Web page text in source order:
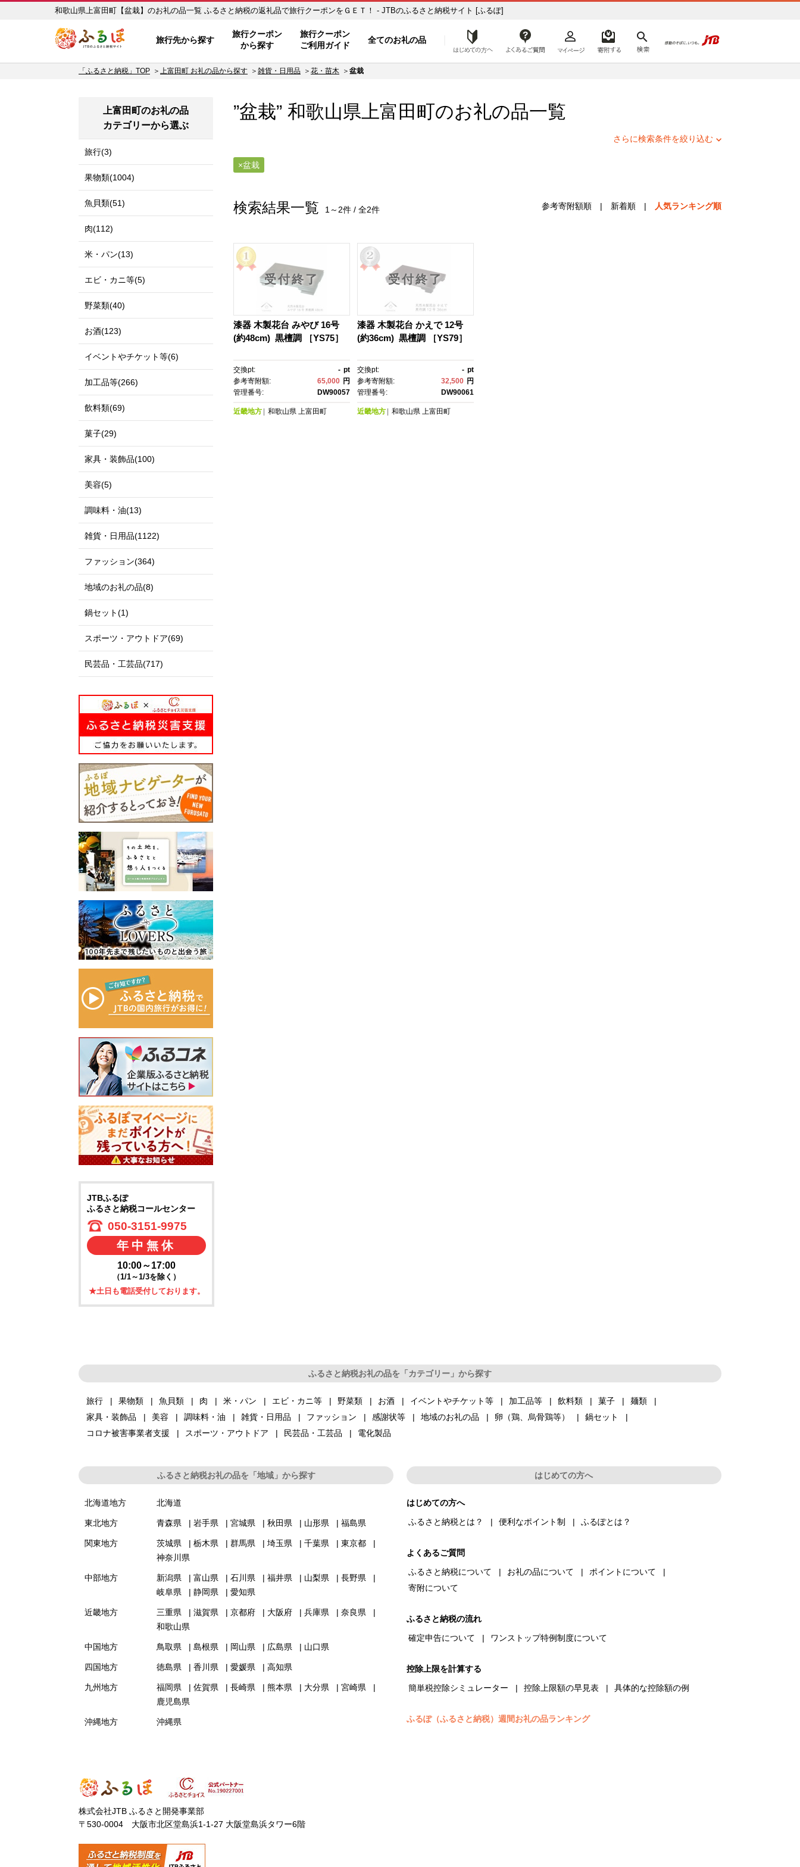
和歌山県上富田町【盆栽】のお礼の品一覧 ふるさと納税の返礼品で旅行クーポンをＧＥＴ！ - JTBのふるさと納税サイト [ふるぽ]
旅行先から探す
旅行クーポン
から探す
旅行クーポン
ご利用ガイド
全てのお礼の品 はじめての方へ
「ふるさと納税」TOP 上富田町 お礼の品から探す 雑貨・日用品 花・苗木 盆栽
”盆栽” 和歌山県上富田町のお礼の品一覧
さらに検索条件を絞り込む
盆栽
検索結果一覧 1～2件 / 全2件 参考寄附額順 | 新着順 | 人気ランキング順
受付終了
漆器 木製花台 みやび 16号
(約48cm) 黒檀調 ［YS75］
交換pt: - pt
参考寄附額:
65,000 円
管理番号:
DW90057
近畿地方 和歌山県 上富田町
受付終了
漆器 木製花台 かえで 12号
(約36cm) 黒檀調 ［YS79］
交換pt: - pt
参考寄附額:
32,500 円
管理番号:
DW90061
近畿地方 和歌山県 上富田町
上富田町のお礼の品
カテゴリーから選ぶ
旅行(3)
果物類(1004)
魚貝類(51)
肉(112)
米・パン(13)
エビ・カニ等(5)
野菜類(40)
お酒(123)
イベントやチケット等(6)
加工品等(266)
飲料類(69)
菓子(29)
家具・装飾品(100)
美容(5)
調味料・油(13)
雑貨・日用品(1122)
ファッション(364)
地域のお礼の品(8)
鍋セット(1)
スポーツ・アウトドア(69)
民芸品・工芸品(717)
JTBふるぽ
ふるさと納税コールセンター
050-3151-9975
年中無休
10:00～17:00
（1/1～1/3を除く）
★土日も電話受付しております。
ふるさと納税お礼の品を「カテゴリー」から探す
旅行 果物類 魚貝類 肉 米・パン エビ・カニ等 野菜類 お酒 イベントやチケット等 加工品等 飲料類 菓子
麺類
家具・装飾品
美容 調味料・油 雑貨・日用品 ファッション 感謝状等 地域のお礼の品 卵（鶏、烏骨鶏等）
鍋セット
コロナ被害事業者支援
スポーツ・アウトドア 民芸品・工芸品 電化製品
ふるさと納税お礼の品を「地域」から探す
北海道地方 北海道
東北地方 青森県 岩手県 宮城県 秋田県 山形県 福島県
関東地方 茨城県 栃木県 群馬県 埼玉県 千葉県
東京都
神奈川県
中部地方 新潟県 富山県 石川県 福井県 山梨県
長野県
岐阜県
静岡県 愛知県
近畿地方 三重県 滋賀県 京都府 大阪府 兵庫県
奈良県
和歌山県
中国地方 鳥取県 島根県 岡山県 広島県 山口県
四国地方 徳島県 香川県 愛媛県 高知県
九州地方 福岡県 佐賀県 長崎県 熊本県 大分県
宮崎県
鹿児島県
沖縄地方 沖縄県
はじめての方へ
はじめての方へ
ふるさと納税とは？
便利なポイント制 ふるぽとは？
よくあるご質問
ふるさと納税について
お礼の品について
ポイントについて
寄附について
ふるさと納税の流れ
確定申告について
ワンストップ特例制度について
控除上限を計算する
簡単税控除シミュレーター
控除上限額の早見表 具体的な控除額の例
ふるぽ（ふるさと納税）週間お礼の品ランキング
株式会社JTB ふるさと開発事業部
〒530-0004 大阪市北区堂島浜1-1-27 大阪堂島浜タワー6階